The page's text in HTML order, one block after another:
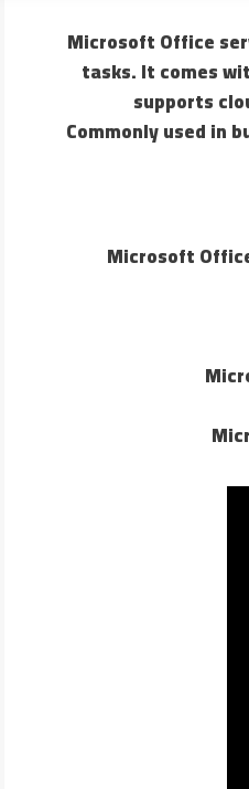
Microsoft Office
tasks. It comes
supports
Commonly used in
Microsoft